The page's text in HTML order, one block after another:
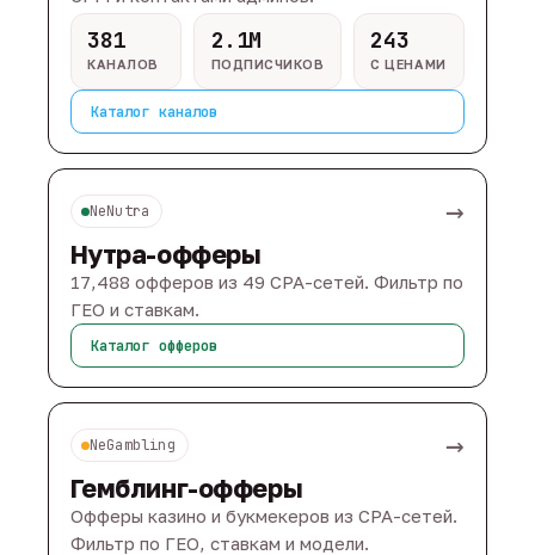
381
КАНАЛОВ
2.1M
ПОДПИСЧИКОВ
243
С ЦЕНАМИ
Каталог каналов
NeNutra →
Нутра-офферы
17,488 офферов из 49 CPA-сетей. Фильтр по
ГЕО и ставкам.
Каталог офферов
NeGambling →
Гемблинг-офферы
Офферы казино и букмекеров из CPA-сетей.
Фильтр по ГЕО, ставкам и модели.